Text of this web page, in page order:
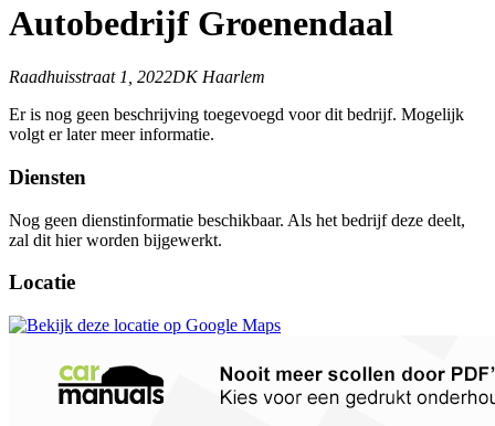
Autobedrijf Groenendaal
Raadhuisstraat 1, 2022DK Haarlem
Er is nog geen beschrijving toegevoegd voor dit bedrijf. Mogelijk
volgt er later meer informatie.
Diensten
Nog geen dienstinformatie beschikbaar. Als het bedrijf deze deelt,
zal dit hier worden bijgewerkt.
Locatie